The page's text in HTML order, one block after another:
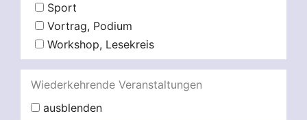
Sport
Vortrag, Podium
Workshop, Lesekreis
Wiederkehrende Veranstaltungen
ausblenden